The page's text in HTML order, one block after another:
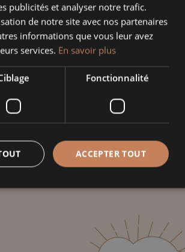
quantité
de
Plat
de
frise
Ajouter
Informations
Poids 640 kg
Dimensions 27 × 18 cm
publicités et analyser notre trafic.
de notre site avec nos partenaires
informations que vous leur avez
services. En savoir plus
Fonctionnalité
ACCEPTER TOUT